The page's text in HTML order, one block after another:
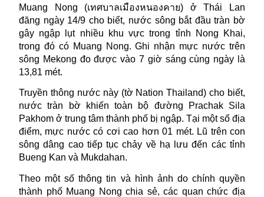
Muang Nong (เทศบาลเมืองหนองคาย) ở Thái Lan
đăng ngày 14/9 cho biết, nước sông bắt đầu tràn bờ
gây ngập lụt nhiều khu vực trong tỉnh Nong Khai,
trong đó có Muang Nong. Ghi nhận mực nước trên
sông Mekong đo đượcvào 7 giờ sáng cùng ngày là
13,81 mét.
Truyền thông nước này (tờ Nation Thailand) cho biết,
nước tràn bờ khiến toàn bộ đường Prachak Sila
Pakhom ở trung tâm thành phố bị ngập. Tại một số địa
điểm, mực nước có cơi cao hơn 01 mét. Lũ trên con
sông dâng cao tiếp tục chảy về hạ lưu đến các tỉnh
Bueng Kan và Mukdahan.
Theo một số thông tin và hình ảnh do chính quyền
thành phố Muang Nong chia sẻ, các quan chức địa